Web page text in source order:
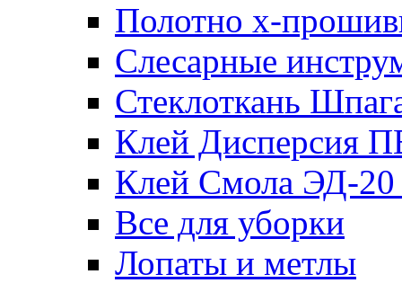
Полотно х-
Слесарные
Стеклоткань
Клей Дисперсия
Клей Смола ЭД-20
Все для уборки
Лопаты и метлы